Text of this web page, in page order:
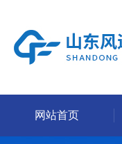
网站首页